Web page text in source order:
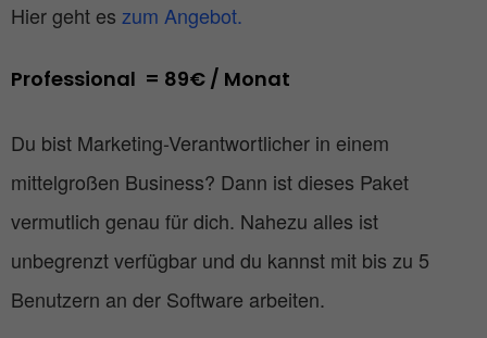
Hier geht es zum Angebot.
Professional  = 89€ / Monat
Du bist Marketing-Verantwortlicher in einem
mittelgroßen Business? Dann ist dieses Paket
vermutlich genau für dich. Nahezu alles ist
unbegrenzt verfügbar und du kannst mit bis zu 5
Benutzern an der Software arbeiten.